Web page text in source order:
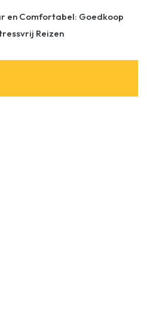
en Comfortabel: Goedkoop
Reizen